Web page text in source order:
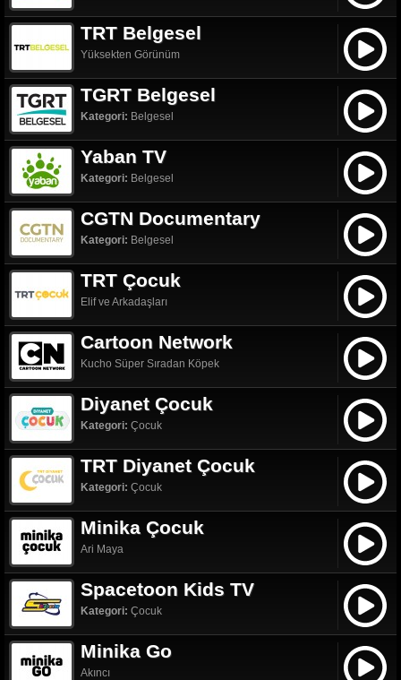
TRT Belgesel
Yüksekten Görünüm
TGRT Belgesel
Kategori: Belgesel
Yaban TV
Kategori: Belgesel
CGTN Documentary
Kategori: Belgesel
TRT Çocuk
Elif ve Arkadaşları
Cartoon Network
Kucho Süper Sıradan Köpek
Diyanet Çocuk
Kategori: Çocuk
TRT Diyanet Çocuk
Kategori: Çocuk
Minika Çocuk
Ari Maya
Spacetoon Kids TV
Kategori: Çocuk
Minika Go
Akıncı